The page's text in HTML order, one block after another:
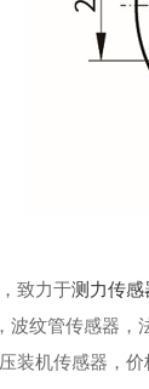
致力于测力传感
纹管传感器
装机传感器，价